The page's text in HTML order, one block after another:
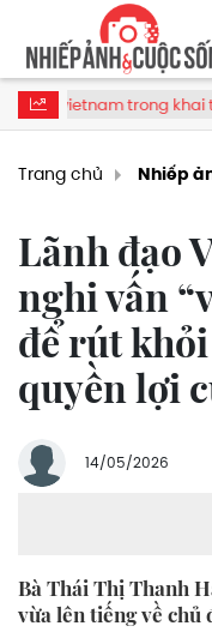
trong khai thác dầu khí
Trang chủ Nhiếp
Lãnh đạo
nghi vấn
để rút
quyền lợi
14/05/2026
Bà Thái Thị Thanh
vừa lên tiếng về chủ